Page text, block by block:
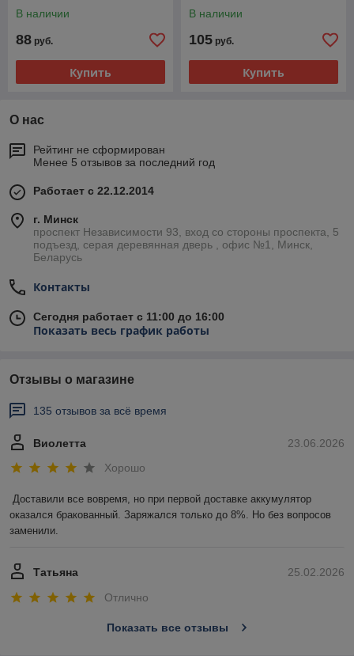
В наличии
88 руб.
Купить
SF126 SFL12 SFB105
В наличии
105 руб.
Купить
О нас
Рейтинг не сформирован
Менее 5 отзывов за последний год
Работает с 22.12.2014
г. Минск
проспект Независимости 93, вход со стороны проспекта, 5
подъезд, серая деревянная дверь , офис №1, Минск,
Беларусь
Контакты
Сегодня работает с 11:00 до 16:00
Показать весь график работы
Отзывы о магазине
135 отзывов за всё время
23.06.2026
Виолетта
Хорошо
Доставили все вовремя, но при первой доставке аккумулятор
оказался бракованный. Заряжался только до 8%. Но без вопросов
заменили.
25.02.2026
Татьяна
Отлично
Показать все отзывы